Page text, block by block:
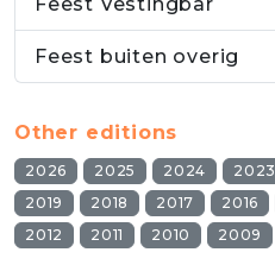
Feest buiten overig
Other editions
2026 2025 2024 2023
2019
2018 2017 2016
2012
2011 2010 2009